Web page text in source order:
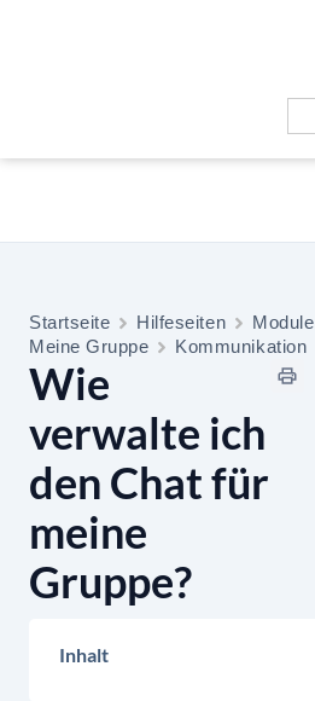
Startseite Hilfeseiten Module
Meine Gruppe
Kommunikation
Wie
verwalte ich
den Chat für
meine
Gruppe?
Inhalt